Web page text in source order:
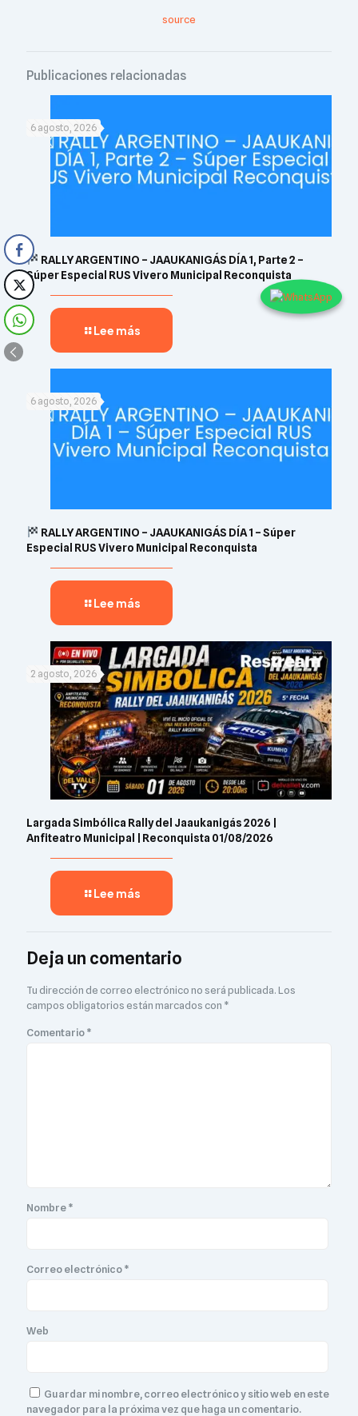
source
Publicaciones relacionadas
6 agosto, 2026
RALLY ARGENTINO – JAAUKANIGÁS DÍA 1, Parte 2 –
Súper Especial RUS Vivero Municipal Reconquista
Lee más
6 agosto, 2026
RALLY ARGENTINO – JAAUKANIGÁS DÍA 1 – Súper
Especial RUS Vivero Municipal Reconquista
Lee más
2 agosto, 2026
Largada Simbólica Rally del Jaaukanigás 2026 |
Anfiteatro Municipal | Reconquista 01/08/2026
Lee más
Deja un comentario
Tu dirección de correo electrónico no será publicada.Los
campos obligatorios están marcados con *
Comentario*
Nombre*
Correo electrónico*
Web
Guardar mi nombre, correo electrónico y sitio web en este
navegador para la próxima vez que haga un comentario.